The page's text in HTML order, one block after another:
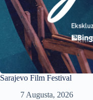
Sarajevo Film Festival
7 Augusta, 2026